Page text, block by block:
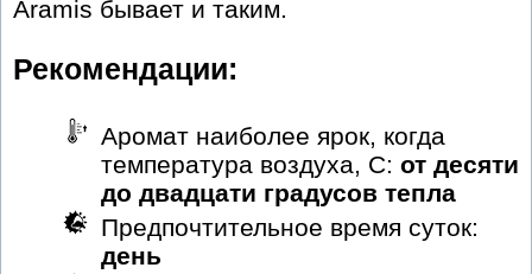
Aramis бывает и таким.
Рекомендации:
Аромат наиболее ярок, когда
температура воздуха, С: от десяти
до двадцати градусов тепла
Предпочтительное время суток:
день